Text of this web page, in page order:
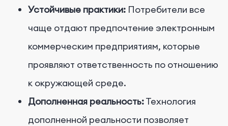
Устойчивые практики: Потребители все
чаще отдают предпочтение электронным
коммерческим предприятиям, которые
проявляют ответственность по отношению
к окружающей среде.
Дополненная реальность:Технология
дополненной реальности позволяет